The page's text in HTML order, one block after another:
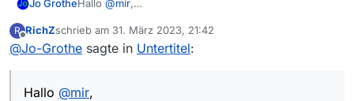
Jo GrotheHallo @mir,
Runterladen nicht ganz. Im Dialog [Film speichern]
kannst Du auswählen, ob Du mit oder ohne
für folgende Vorgänge.
R
Offline
RichZschrieb am 31. März 2023, 21:42
zuletzt editiert von
@Jo-Grothe sagte in Untertitel:
Hallo @mir,